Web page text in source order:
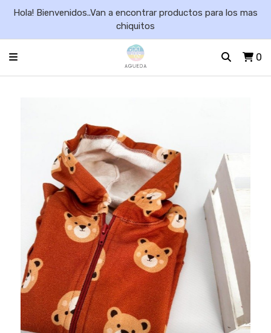
Hola! Bienvenidos..Van a encontrar productos para los mas
chiquitos
0